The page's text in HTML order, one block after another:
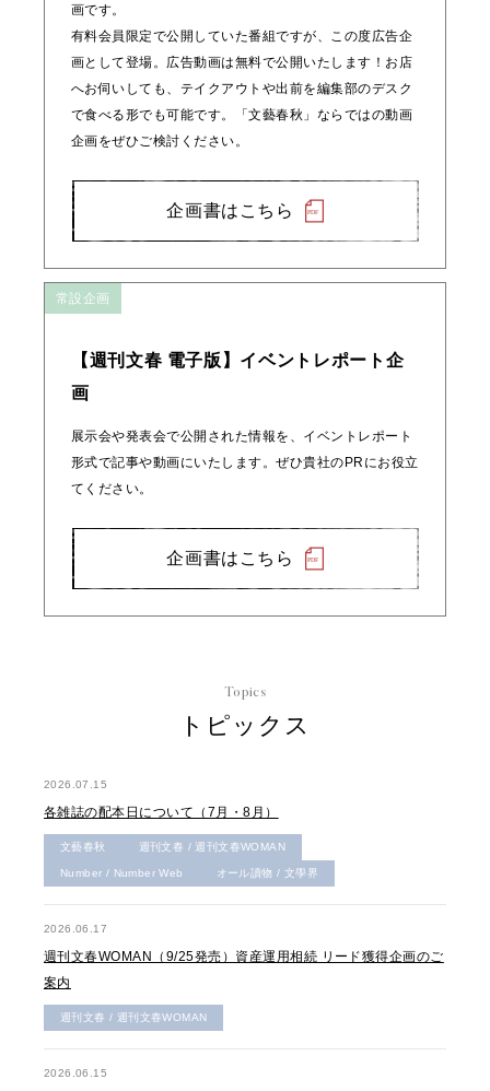
画です。
有料会員限定で公開していた番組ですが、この度広告企
画として登場。広告動画は無料で公開いたします！お店
へお伺いしても、テイクアウトや出前を編集部のデスク
で食べる形でも可能です。「文藝春秋」ならではの動画
企画をぜひご検討ください。
企画書はこちら
常設企画
【週刊文春 電子版】イベントレポート企
画
展示会や発表会で公開された情報を、イベントレポート
形式で記事や動画にいたします。ぜひ貴社のPRにお役立
てください。
企画書はこちら
Topics
トピックス
2026.07.15
各雑誌の配本日について（7月・8月）
文藝春秋 週刊文春 / 週刊文春WOMAN
Number / Number Web オール讀物 / 文學界
2026.06.17
週刊文春WOMAN（9/25発売）資産運用相続 リード獲得企画のご
案内
週刊文春 / 週刊文春WOMAN
2026.06.15